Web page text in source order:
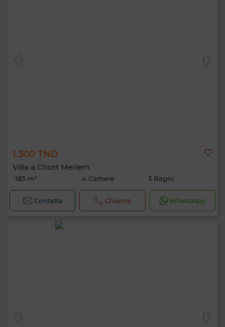
1.300 TND
Villa a Chott Meriem
183 m² 4 Camere 3 Bagni
Contatta Chiama WhatsApp